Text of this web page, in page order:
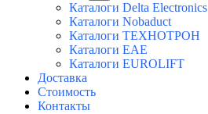
Каталоги Delta Electronics
Каталоги Nobaduct
Каталоги ТЕХНОТРОН
Каталоги EAE
Каталоги EUROLIFT
Доставка
Стоимость
Контакты